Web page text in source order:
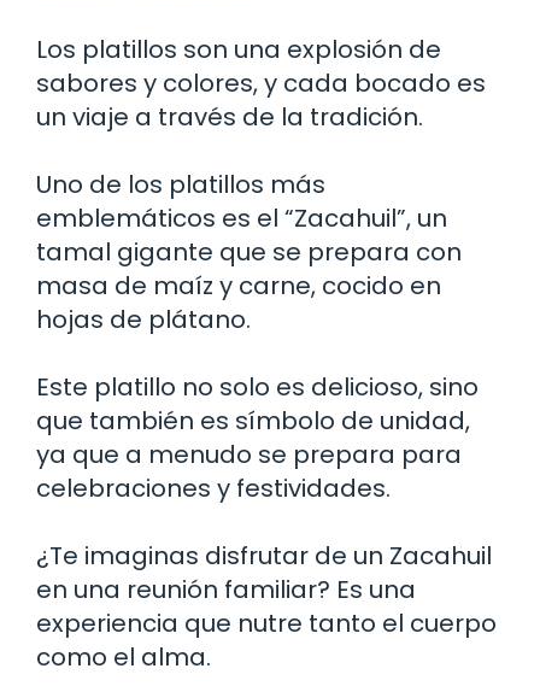
Los platillos son una explosión de
sabores y colores, y cada bocado es
un viaje a través de la tradición.
Uno de los platillos más
emblemáticos es el “Zacahuil”, un
tamal gigante que se prepara con
masa de maíz y carne, cocido en
hojas de plátano.
Este platillo no solo es delicioso, sino
que también es símbolo de unidad,
ya que a menudo se prepara para
celebraciones y festividades.
¿Te imaginas disfrutar de un Zacahuil
en una reunión familiar? Es una
experiencia que nutre tanto el cuerpo
como el alma.